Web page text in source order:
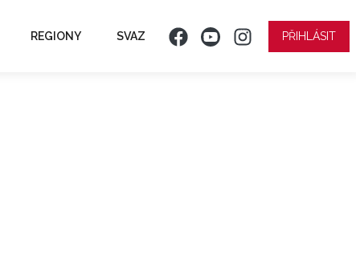
REGIONY SVAZ PŘIHLÁSIT